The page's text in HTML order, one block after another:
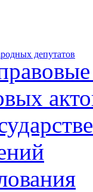
депутатов